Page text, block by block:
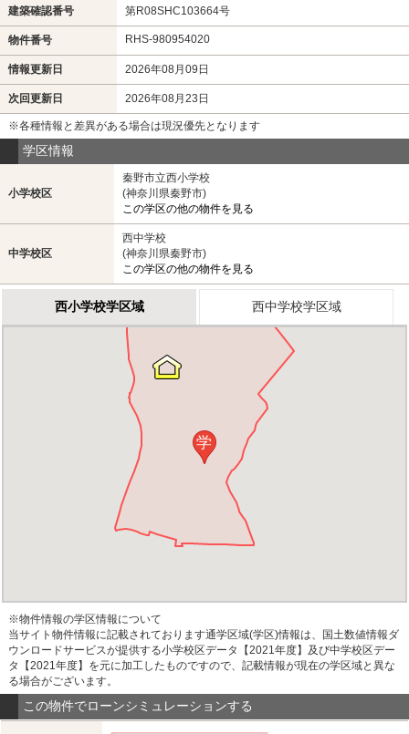
建築確認番号 第R08SHC103664号
物件番号 RHS-980954020
情報更新日 2026年08月09日
次回更新日 2026年08月23日
※各種情報と差異がある場合は現況優先となります
学区情報
小学校区
秦野市立西小学校
(神奈川県秦野市)
この学区の他の物件を見る
中学校区
西中学校
(神奈川県秦野市)
この学区の他の物件を見る
西小学校学区域 西中学校学区域
学
※物件情報の学区情報について
当サイト物件情報に記載されております通学区域(学区)情報は、国土数値情報ダ
ウンロードサービスが提供する小学校区データ【2021年度】及び中学校区デー
タ【2021年度】を元に加工したものですので、記載情報が現在の学区域と異な
る場合がございます。
この物件でローンシミュレーションする